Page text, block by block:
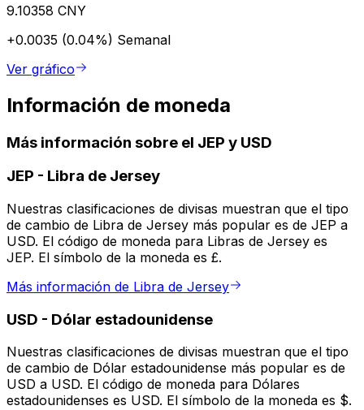
9.10358 CNY
+0.0035 (0.04%) Semanal
Ver gráfico
Información de moneda
Más información sobre el JEP y USD
JEP - Libra de Jersey
Nuestras clasificaciones de divisas muestran que el tipo
de cambio de Libra de Jersey más popular es de JEP a
USD. El código de moneda para Libras de Jersey es
JEP. El símbolo de la moneda es £.
Más información de Libra de Jersey
USD - Dólar estadounidense
Nuestras clasificaciones de divisas muestran que el tipo
de cambio de Dólar estadounidense más popular es de
USD a USD. El código de moneda para Dólares
estadounidenses es USD. El símbolo de la moneda es $.